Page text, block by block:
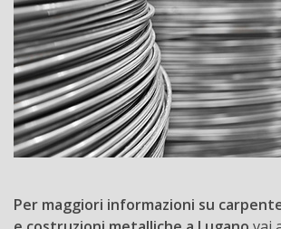
Per maggiori informazioni su